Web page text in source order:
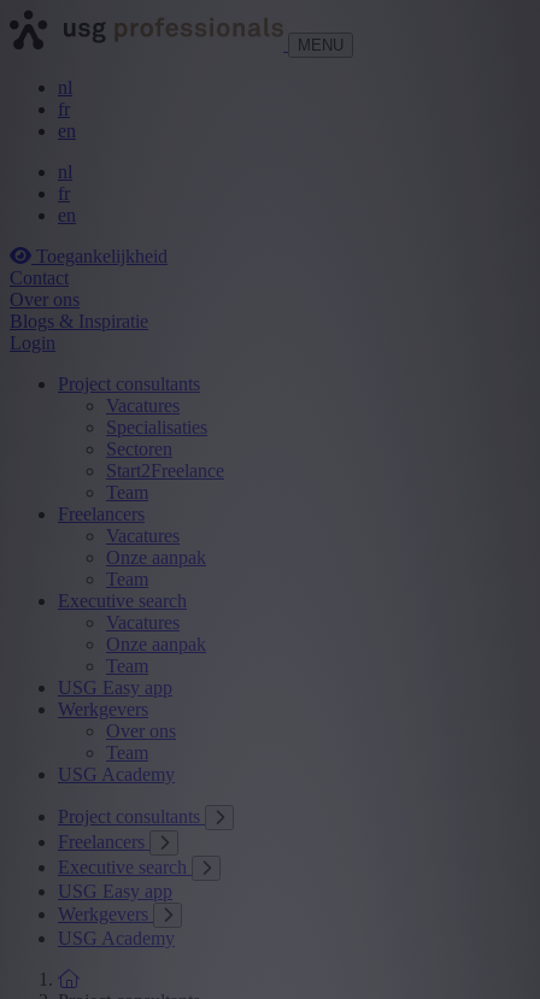
MENU
nl
fr
en
nl
fr
en
Toegankelijkheid
Contact
Over ons
Blogs & Inspiratie
Login
Project consultants
Vacatures
Specialisaties
Sectoren
Start2Freelance
Team
Freelancers
Vacatures
Onze aanpak
Team
Executive search
Vacatures
Onze aanpak
Team
USG Easy app
Werkgevers
Over ons
Team
USG Academy
Project consultants
Freelancers
Executive search
USG Easy app
Werkgevers
USG Academy